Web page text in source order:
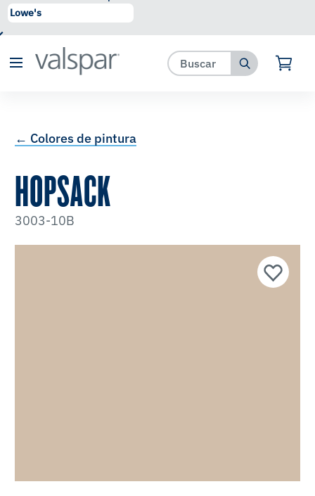
se ha agregado a favoritos.
← Colores de pintura
HOPSACK
3003-10B